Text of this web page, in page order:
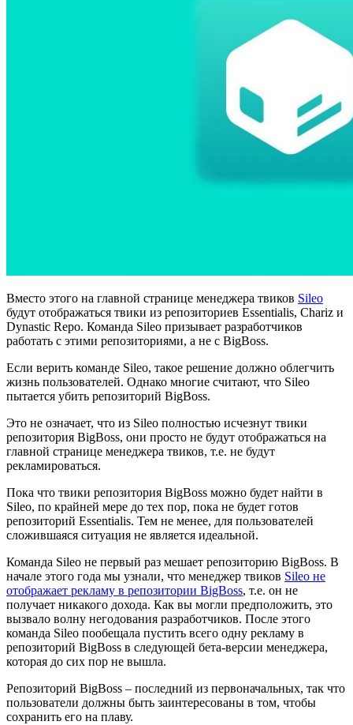
Вместо этого на главной странице менеджера твиков Sileo
будут отображаться твики из репозиториев Essentialis, Chariz и
Dynastic Repo. Команда Sileo призывает разработчиков
работать с этими репозиториями, а не с BigBoss.
Если верить команде Sileo, такое решение должно облегчить
жизнь пользователей. Однако многие считают, что Sileo
пытается убить репозиторий BigBoss.
Это не означает, что из Sileo полностью исчезнут твики
репозитория BigBoss, они просто не будут отображаться на
главной странице менеджера твиков, т.е. не будут
рекламироваться.
Пока что твики репозитория BigBoss можно будет найти в
Sileo, по крайней мере до тех пор, пока не будет готов
репозиторий Essentialis. Тем не менее, для пользователей
сложившаяся ситуация не является идеальной.
Команда Sileo не первый раз мешает репозиторию BigBoss. В
начале этого года мы узнали, что менеджер твиков Sileo не
отображает рекламу в репозитории BigBoss, т.е. он не
получает никакого дохода. Как вы могли предположить, это
вызвало волну негодования разработчиков. После этого
команда Sileo пообещала пустить всего одну рекламу в
репозиторий BigBoss в следующей бета-версии менеджера,
которая до сих пор не вышла.
Репозиторий BigBoss – последний из первоначальных, так что
пользователи должны быть заинтересованы в том, чтобы
сохранить его на плаву.